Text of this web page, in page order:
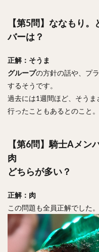
【第5問】ななもり
バーは？
正解：そうま
グループの方針の話や、プ
するそうです。
過去には1週間ほど、そう
行ったこともあるとのこと。
【第6問】騎士Aメ
肉
どちらが多い？
正解：肉
この問題も全員正解でした